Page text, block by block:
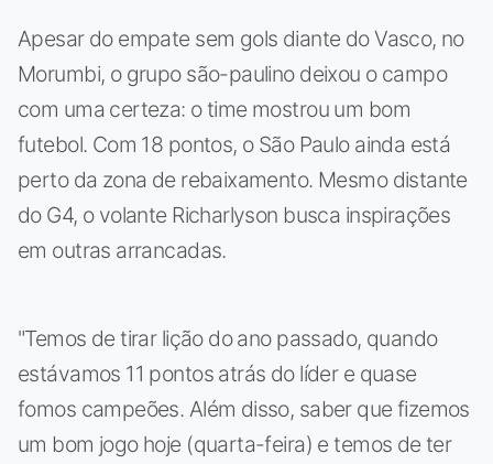
Apesar do empate sem gols diante do Vasco, no
Morumbi, o grupo são-paulino deixou o campo
com uma certeza: o time mostrou um bom
futebol. Com 18 pontos, o São Paulo ainda está
perto da zona de rebaixamento. Mesmo distante
do G4, o volante Richarlyson busca inspirações
em outras arrancadas.
"Temos de tirar lição do ano passado, quando
estávamos 11 pontos atrás do líder e quase
fomos campeões. Além disso, saber que fizemos
um bom jogo hoje (quarta-feira) e temos de ter